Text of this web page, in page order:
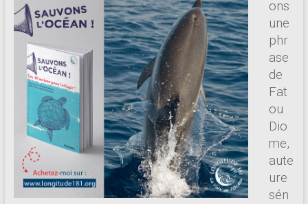
ons
une
phr
ase
de
Fat
ou
Dio
me,
aute
ure
sén